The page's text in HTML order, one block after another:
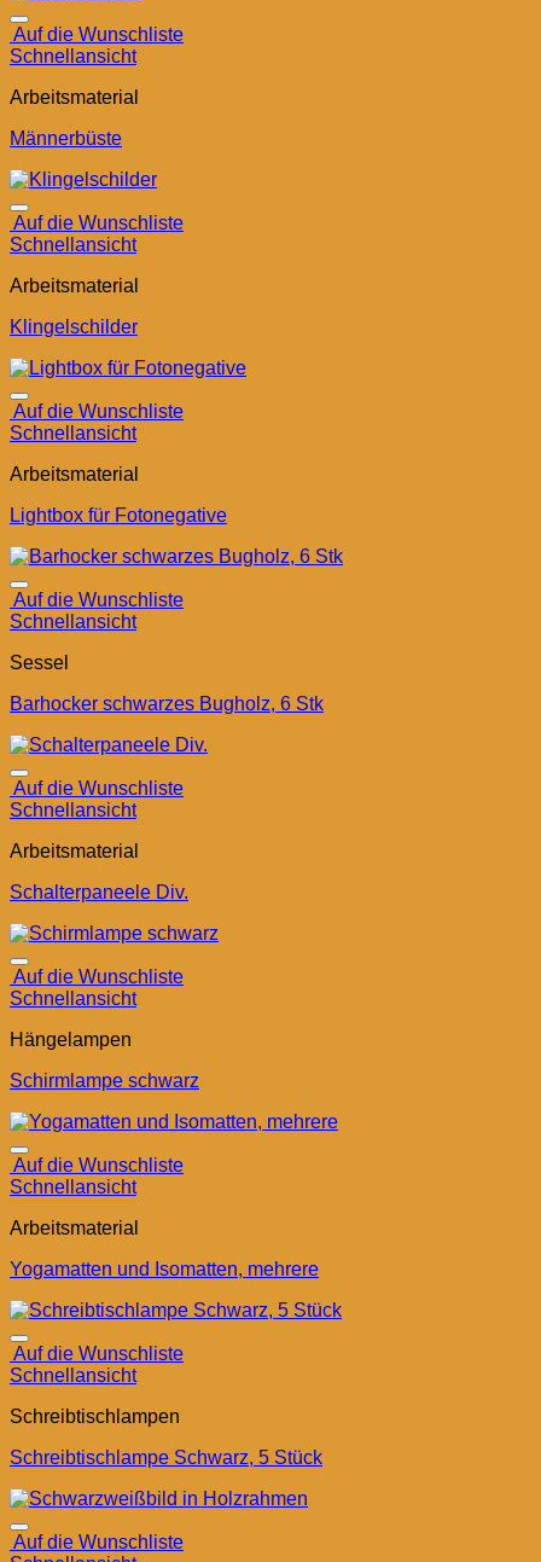
Auf die Wunschliste
Schnellansicht
Arbeitsmaterial
Männerbüste
Auf die Wunschliste
Schnellansicht
Arbeitsmaterial
Klingelschilder
Auf die Wunschliste
Schnellansicht
Arbeitsmaterial
Lightbox für Fotonegative
Auf die Wunschliste
Schnellansicht
Sessel
Barhocker schwarzes Bugholz, 6 Stk
Auf die Wunschliste
Schnellansicht
Arbeitsmaterial
Schalterpaneele Div.
Auf die Wunschliste
Schnellansicht
Hängelampen
Schirmlampe schwarz
Auf die Wunschliste
Schnellansicht
Arbeitsmaterial
Yogamatten und Isomatten, mehrere
Auf die Wunschliste
Schnellansicht
Schreibtischlampen
Schreibtischlampe Schwarz, 5 Stück
Auf die Wunschliste